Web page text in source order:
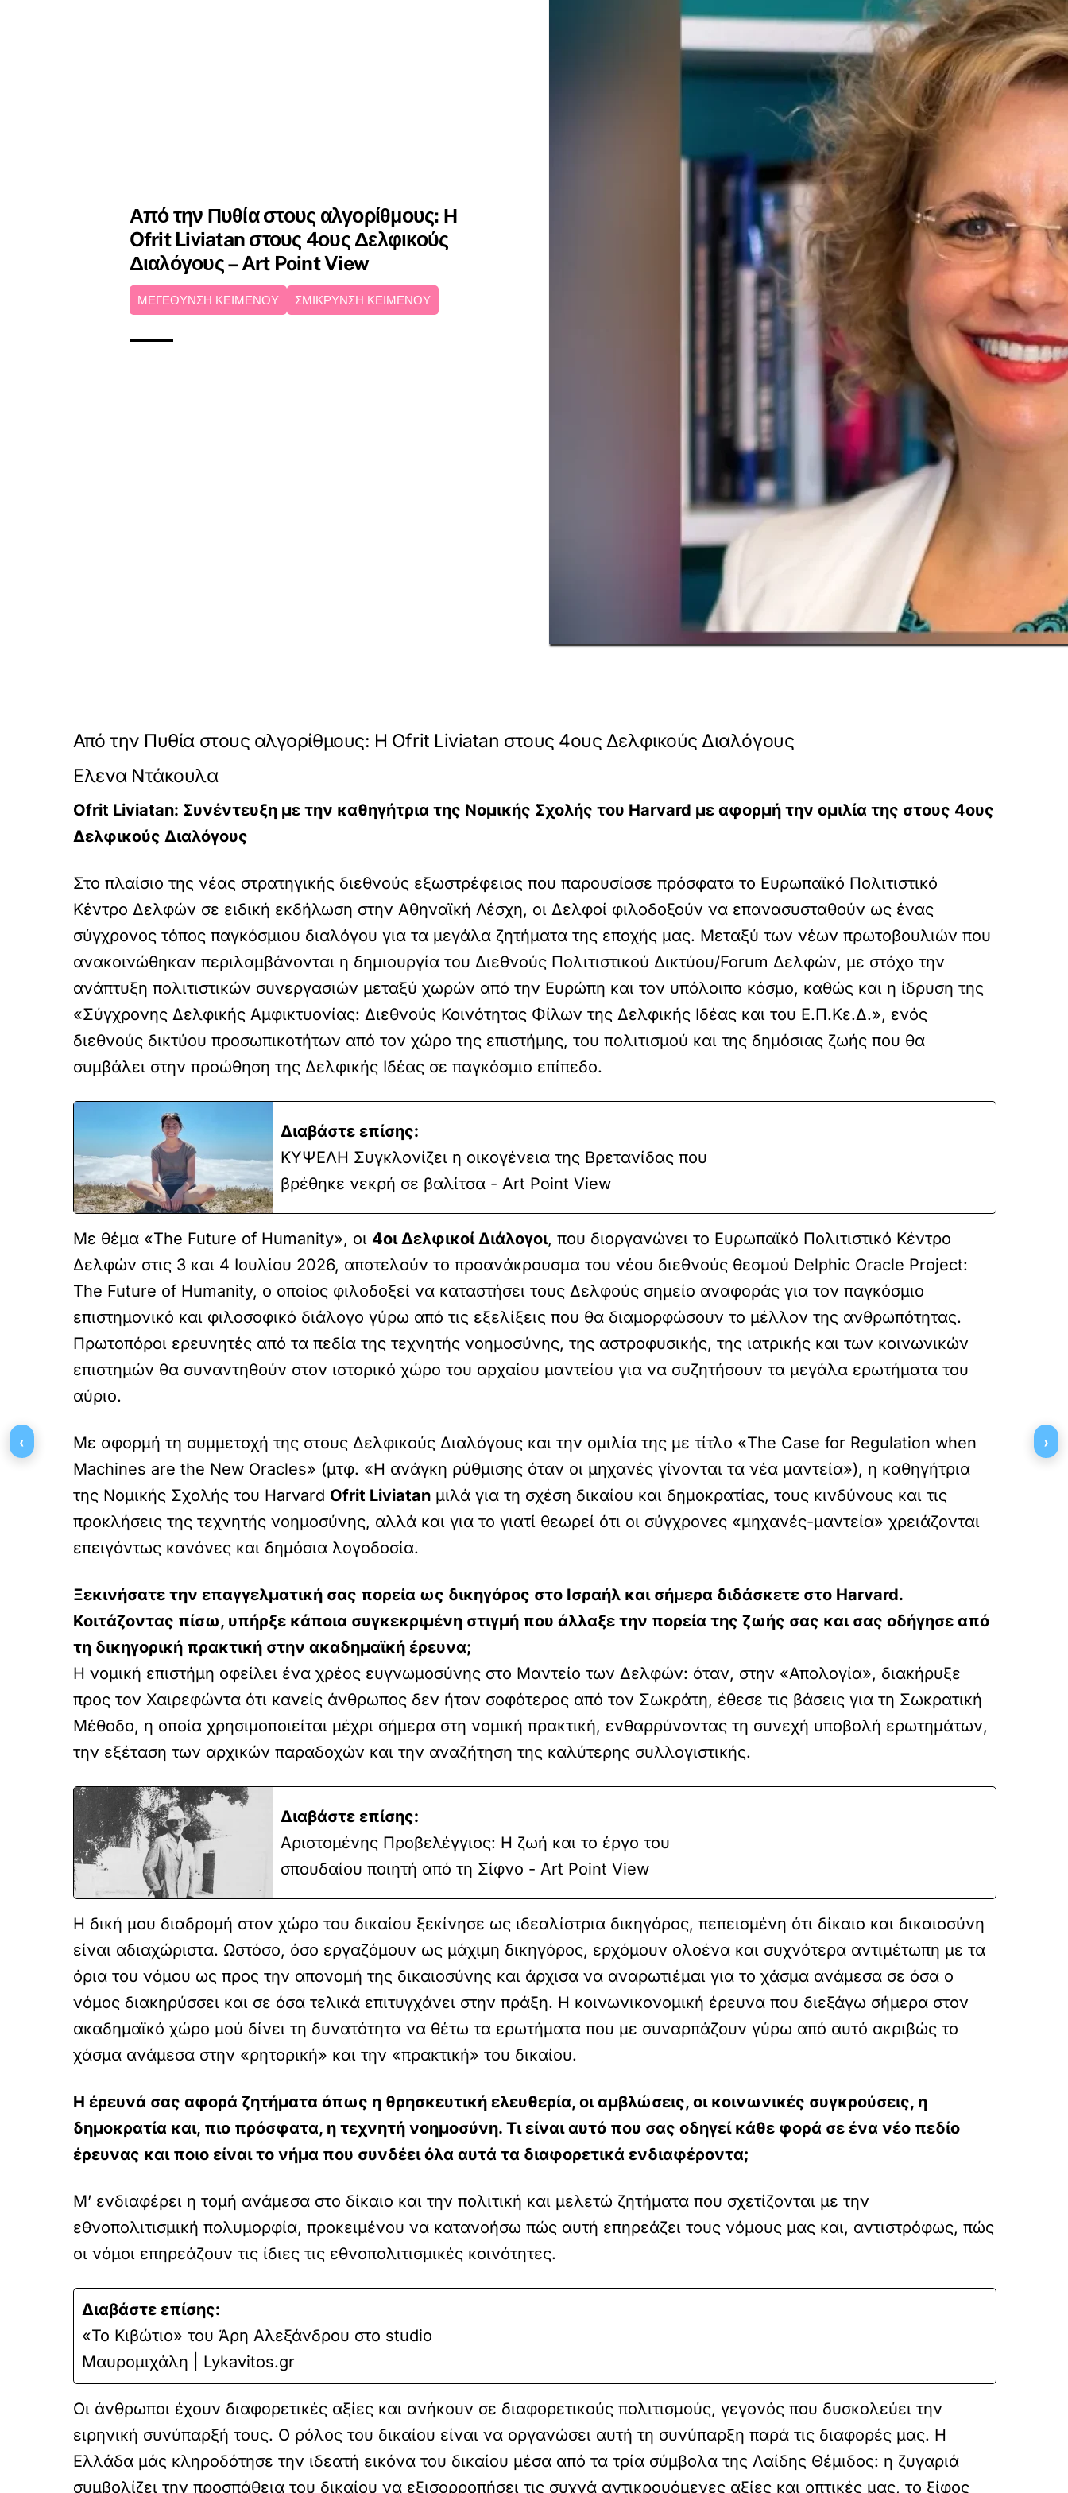
Από την Πυθία στους αλγορίθμους: Η
Ofrit Liviatan στους 4ους Δελφικούς
Διαλόγους – Art Point View
ΜΕΓΕΘΥΝΣΗ ΚΕΙΜΕΝΟΥ ΣΜΙΚΡΥΝΣΗ ΚΕΙΜΕΝΟΥ
Από την Πυθία στους αλγορίθμους: Η Ofrit Liviatan στους 4ους Δελφικούς Διαλόγους
Ελενα Ντάκουλα
Ofrit Liviatan: Συνέντευξη με την καθηγήτρια της Νομικής Σχολής του Harvard με αφορμή την ομιλία της στους 4ους
Δελφικούς Διαλόγους
Στο πλαίσιο της νέας στρατηγικής διεθνούς εξωστρέφειας που παρουσίασε πρόσφατα το Ευρωπαϊκό Πολιτιστικό
Κέντρο Δελφών σε ειδική εκδήλωση στην Αθηναϊκή Λέσχη, οι Δελφοί φιλοδοξούν να επανασυσταθούν ως ένας
σύγχρονος τόπος παγκόσμιου διαλόγου για τα μεγάλα ζητήματα της εποχής μας. Μεταξύ των νέων πρωτοβουλιών που
ανακοινώθηκαν περιλαμβάνονται η δημιουργία του Διεθνούς Πολιτιστικού Δικτύου/Forum Δελφών, με στόχο την
ανάπτυξη πολιτιστικών συνεργασιών μεταξύ χωρών από την Ευρώπη και τον υπόλοιπο κόσμο, καθώς και η ίδρυση της
«Σύγχρονης Δελφικής Αμφικτυονίας: Διεθνούς Κοινότητας Φίλων της Δελφικής Ιδέας και του Ε.Π.Κε.Δ.», ενός
διεθνούς δικτύου προσωπικοτήτων από τον χώρο της επιστήμης, του πολιτισμού και της δημόσιας ζωής που θα
συμβάλει στην προώθηση της Δελφικής Ιδέας σε παγκόσμιο επίπεδο.
Διαβάστε επίσης:
ΚΥΨΕΛΗ Συγκλονίζει η οικογένεια της Βρετανίδας που
βρέθηκε νεκρή σε βαλίτσα - Art Point View
Με θέμα «The Future of Humanity», οι 4οι Δελφικοί Διάλογοι, που διοργανώνει το Ευρωπαϊκό Πολιτιστικό Κέντρο
Δελφών στις 3 και 4 Ιουλίου 2026, αποτελούν το προανάκρουσμα του νέου διεθνούς θεσμού Delphic Oracle Project:
The Future of Humanity, ο οποίος φιλοδοξεί να καταστήσει τους Δελφούς σημείο αναφοράς για τον παγκόσμιο
επιστημονικό και φιλοσοφικό διάλογο γύρω από τις εξελίξεις που θα διαμορφώσουν το μέλλον της ανθρωπότητας.
Πρωτοπόροι ερευνητές από τα πεδία της τεχνητής νοημοσύνης, της αστροφυσικής, της ιατρικής και των κοινωνικών
επιστημών θα συναντηθούν στον ιστορικό χώρο του αρχαίου μαντείου για να συζητήσουν τα μεγάλα ερωτήματα του
αύριο.
Με αφορμή τη συμμετοχή της στους Δελφικούς Διαλόγους και την ομιλία της με τίτλο «The Case for Regulation when
Machines are the New Oracles» (μτφ. «Η ανάγκη ρύθμισης όταν οι μηχανές γίνονται τα νέα μαντεία»), η καθηγήτρια
της Νομικής Σχολής του Harvard Ofrit Liviatan μιλά για τη σχέση δικαίου και δημοκρατίας, τους κινδύνους και τις
προκλήσεις της τεχνητής νοημοσύνης, αλλά και για το γιατί θεωρεί ότι οι σύγχρονες «μηχανές-μαντεία» χρειάζονται
επειγόντως κανόνες και δημόσια λογοδοσία.
Ξεκινήσατε την επαγγελματική σας πορεία ως δικηγόρος στο Ισραήλ και σήμερα διδάσκετε στο Harvard.
Κοιτάζοντας πίσω, υπήρξε κάποια συγκεκριμένη στιγμή που άλλαξε την πορεία της ζωής σας και σας οδήγησε από
τη δικηγορική πρακτική στην ακαδημαϊκή έρευνα;
Η νομική επιστήμη οφείλει ένα χρέος ευγνωμοσύνης στο Μαντείο των Δελφών: όταν, στην «Απολογία», διακήρυξε
προς τον Χαιρεφώντα ότι κανείς άνθρωπος δεν ήταν σοφότερος από τον Σωκράτη, έθεσε τις βάσεις για τη Σωκρατική
Μέθοδο, η οποία χρησιμοποιείται μέχρι σήμερα στη νομική πρακτική, ενθαρρύνοντας τη συνεχή υποβολή ερωτημάτων,
την εξέταση των αρχικών παραδοχών και την αναζήτηση της καλύτερης συλλογιστικής.
Διαβάστε επίσης:
Αριστομένης Προβελέγγιος: Η ζωή και το έργο του
σπουδαίου ποιητή από τη Σίφνο - Art Point View
Η δική μου διαδρομή στον χώρο του δικαίου ξεκίνησε ως ιδεαλίστρια δικηγόρος, πεπεισμένη ότι δίκαιο και δικαιοσύνη
είναι αδιαχώριστα. Ωστόσο, όσο εργαζόμουν ως μάχιμη δικηγόρος, ερχόμουν ολοένα και συχνότερα αντιμέτωπη με τα
όρια του νόμου ως προς την απονομή της δικαιοσύνης και άρχισα να αναρωτιέμαι για το χάσμα ανάμεσα σε όσα ο
νόμος διακηρύσσει και σε όσα τελικά επιτυγχάνει στην πράξη. Η κοινωνικονομική έρευνα που διεξάγω σήμερα στον
ακαδημαϊκό χώρο μού δίνει τη δυνατότητα να θέτω τα ερωτήματα που με συναρπάζουν γύρω από αυτό ακριβώς το
χάσμα ανάμεσα στην «ρητορική» και την «πρακτική» του δικαίου.
Η έρευνά σας αφορά ζητήματα όπως η θρησκευτική ελευθερία, οι αμβλώσεις, οι κοινωνικές συγκρούσεις, η
δημοκρατία και, πιο πρόσφατα, η τεχνητή νοημοσύνη. Τι είναι αυτό που σας οδηγεί κάθε φορά σε ένα νέο πεδίο
έρευνας και ποιο είναι το νήμα που συνδέει όλα αυτά τα διαφορετικά ενδιαφέροντα;
Μ’ ενδιαφέρει η τομή ανάμεσα στο δίκαιο και την πολιτική και μελετώ ζητήματα που σχετίζονται με την
εθνοπολιτισμική πολυμορφία, προκειμένου να κατανοήσω πώς αυτή επηρεάζει τους νόμους μας και, αντιστρόφως, πώς
οι νόμοι επηρεάζουν τις ίδιες τις εθνοπολιτισμικές κοινότητες.
Διαβάστε επίσης:
«Το Κιβώτιο» του Άρη Αλεξάνδρου στο studio
Μαυρομιχάλη | Lykavitos.gr
Οι άνθρωποι έχουν διαφορετικές αξίες και ανήκουν σε διαφορετικούς πολιτισμούς, γεγονός που δυσκολεύει την
ειρηνική συνύπαρξή τους. Ο ρόλος του δικαίου είναι να οργανώσει αυτή τη συνύπαρξη παρά τις διαφορές μας. Η
Ελλάδα μάς κληροδότησε την ιδεατή εικόνα του δικαίου μέσα από τα τρία σύμβολα της Λαίδης Θέμιδος: η ζυγαριά
συμβολίζει την προσπάθεια του δικαίου να εξισορροπήσει τις συχνά αντικρουόμενες αξίες και οπτικές μας, το ξίφος
‹ ›